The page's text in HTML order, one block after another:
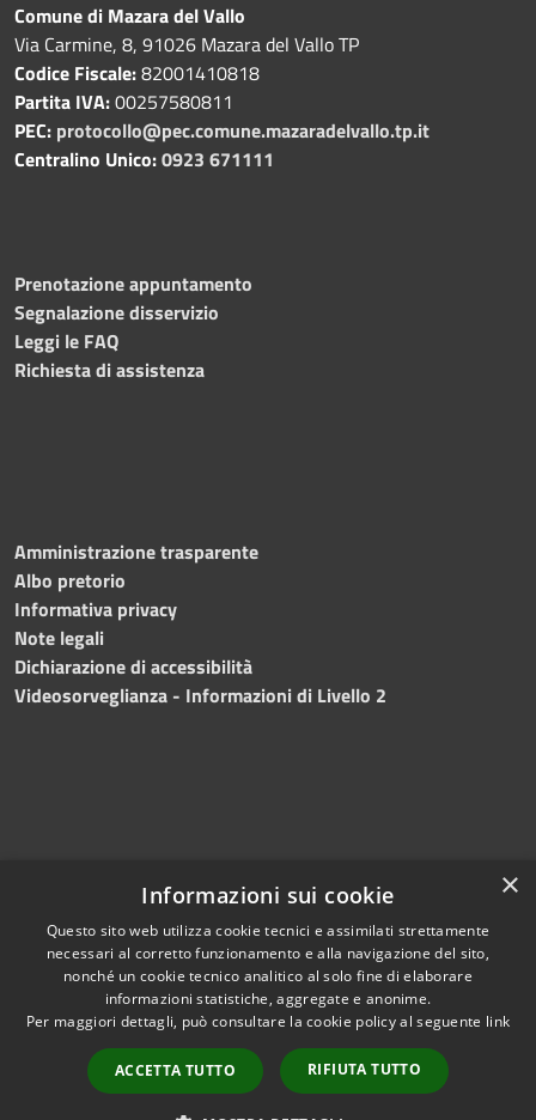
Comune di Mazara del Vallo
Via Carmine, 8, 91026 Mazara del Vallo TP
Codice Fiscale:82001410818
Partita IVA:00257580811
PEC: protocollo@pec.comune.mazaradelvallo.tp.it
Centralino Unico:0923 671111
Prenotazione appuntamento
Segnalazione disservizio
Leggi le FAQ
Richiesta di assistenza
Amministrazione trasparente
Albo pretorio
Informativa privacy
Note legali
Dichiarazione di accessibilità
Videosorveglianza - Informazioni di Livello 2
Accessibilità
Privacy
Mappa del sito
Copyright © 2024 •
Comune di Mazara del
Vallo• Powered
byMunicipium• Redazione
×
Informazioni sui cookie
Questo sito web utilizza cookie tecnici e assimilati strettamente
necessari al corretto funzionamento e alla navigazione del sito,
nonché un cookie tecnico analitico al solo fine di elaborare
informazioni statistiche, aggregate e anonime.
Per maggiori dettagli, può consultare la cookie policy al seguente link
ACCETTA TUTTO RIFIUTA TUTTO